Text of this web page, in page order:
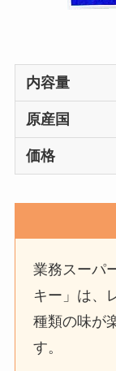
内容量
原産国
価格
業務スーパ
キー」は、
種類の味が
す。